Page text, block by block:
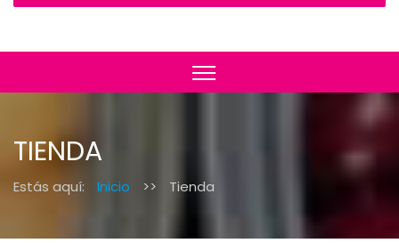
TIENDA
Estás aquí: Inicio >> Tienda